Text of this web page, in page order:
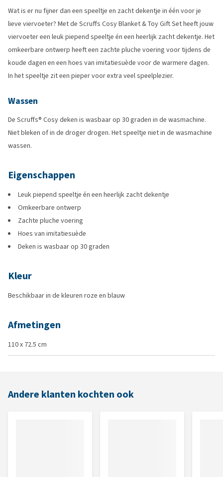
Wat is er nu fijner dan een speeltje en zacht dekentje in één voor je
lieve viervoeter? Met de Scruffs Cosy Blanket & Toy Gift Set heeft jouw
viervoeter een leuk piepend speeltje én een heerlijk zacht dekentje. Het
omkeerbare ontwerp heeft een zachte pluche voering voor tijdens de
koude dagen en een hoes van imitatiesuède voor de warmere dagen.
In het speeltje zit een pieper voor extra veel speelplezier.
Wassen
De Scruffs® Cosy deken is wasbaar op 30 graden in de wasmachine.
Niet bleken of in de droger drogen. Het speeltje niet in de wasmachine
wassen.
Eigenschappen
Leuk piepend speeltje én een heerlijk zacht dekentje
Omkeerbare ontwerp
Zachte pluche voering
Hoes van imitatiesuède
Deken is wasbaar op 30 graden
Kleur
Beschikbaar in de kleuren roze en blauw
Afmetingen
110 x 72.5 cm
Andere klanten kochten ook